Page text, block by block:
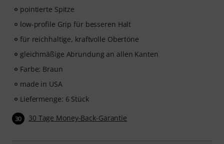
pointierte Spitze
low-profile Grip für besseren Halt
für reichhaltige, kraftvolle Obertöne
gleichmäßige Abrundung an allen Kanten
Farbe: Braun
made in USA
Liefermenge: 6 Stück
30 30 Tage Money-Back-Garantie